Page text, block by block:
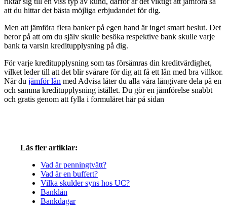
att du hittar det bästa möjliga erbjudandet för dig.
Men att jämföra flera banker på egen hand är inget smart beslut. Det
beror på att om du själv skulle besöka respektive bank skulle varje
bank ta varsin kreditupplysning på dig.
För varje kreditupplysning som tas försämras din kreditvärdighet,
vilket leder till att det blir svårare för dig att få ett lån med bra villkor.
När du jämför lån med Advisa låter du alla våra långivare dela på en
och samma kreditupplysning istället. Du gör en jämförelse snabbt
och gratis genom att fylla i formuläret här på sidan
Läs fler artiklar:
Vad är penningtvätt?
Vad är en buffert?
Vilka skulder syns hos UC?
Banklån
Bankdagar